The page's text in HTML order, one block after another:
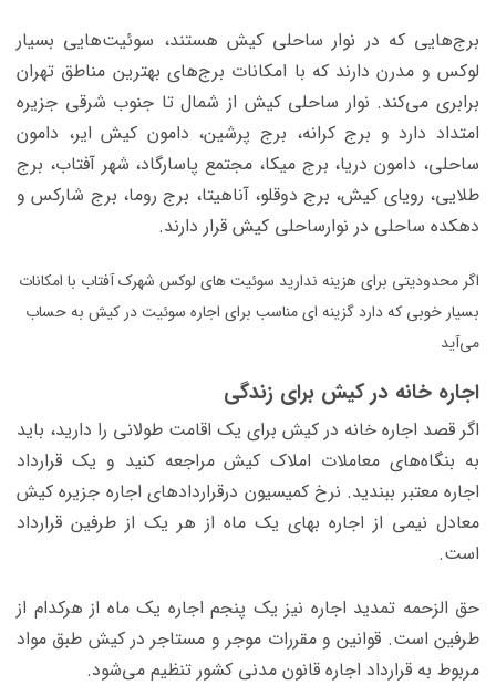
برج‌هایی که در نوار ساحلی کیش هستند، سوئیت‌هایی بسیار
لوکس و مدرن دارند که با امکانات برج‌های بهترین مناطق تهران
برابری می‌کند. نوار ساحلی کیش از شمال تا جنوب شرقی جزیره
امتداد دارد و برج کرانه، برج پرشین، دامون کیش ایر، دامون
ساحلی، دامون دریا، برج میکا، مجتمع پاسارگاد، شهر آفتاب، برج
طلایی، رویای کیش، برج دوقلو، آناهیتا، برج روما، برج شارکس و
دهکده ساحلی در نوارساحلی کیش قرار دارند.
اگر محدودیتی برای هزینه ندارید سوئیت های لوکس شهرک آفتاب با امکانات
بسیار خوبی که دارد گزینه ای مناسب برای اجاره سوئیت در کیش به حساب
می‌آید
اجاره خانه در کیش برای زندگی
اگر قصد اجاره خانه در کیش برای یک اقامت طولانی را دارید، باید
به بنگاه‌های معاملات املاک کیش مراجعه کنید و یک قرارداد
اجاره معتبر ببندید. نرخ کمیسیون درقراردادهای اجاره جزیره کیش
معادل نیمی از اجاره بهای یک ماه از هر یک از طرفین قرارداد
است.
حق الزحمه تمدید اجاره نیز یک پنجم اجاره یک ماه از هرکدام از
طرفین است. قوانین و مقررات موجر و مستاجر در کیش طبق مواد
مربوط به قرارداد اجاره قانون مدنی کشور تنظیم می‌شود.